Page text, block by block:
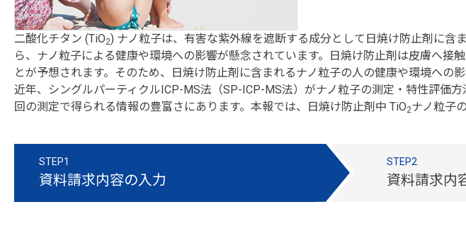
二酸化チタン (TiO2) ナノ粒子は、有害な紫外線を遮断する成分として日焼け防止剤に
ら、ナノ粒子による健康や環境への影響が懸念されています。日焼け防止剤は皮膚へ接
とが予想されます。そのため、日焼け防止剤に含まれるナノ粒子の人の健康や環境への
近年、シングルパーティクルICP-MS法（SP-ICP-MS法）がナノ粒子の測定・特性評価
回の測定で得られる情報の豊富さにあります。本報では、日焼け防止剤中 TiO2ナノ粒子
STEP1
資料請求内容の入力
STEP2
資料請求内